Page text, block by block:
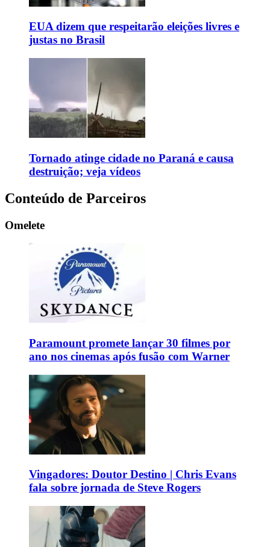
EUA dizem que respeitarão eleições livres e
justas no Brasil
Tornado atinge cidade no Paraná e causa
destruição; veja vídeos
Conteúdo de Parceiros
Omelete
Paramount promete lançar 30 filmes por
ano nos cinemas após fusão com Warner
Vingadores: Doutor Destino | Chris Evans
fala sobre jornada de Steve Rogers